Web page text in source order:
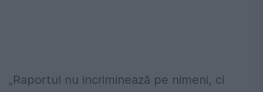
„Raportul nu incriminează pe nimeni, ci